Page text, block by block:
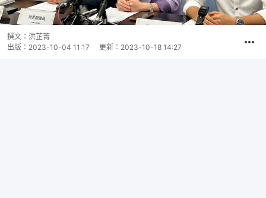
撰文： 洪芷菁
出版： 2023-10-04 11:17 更新： 2023-10-18 14:27